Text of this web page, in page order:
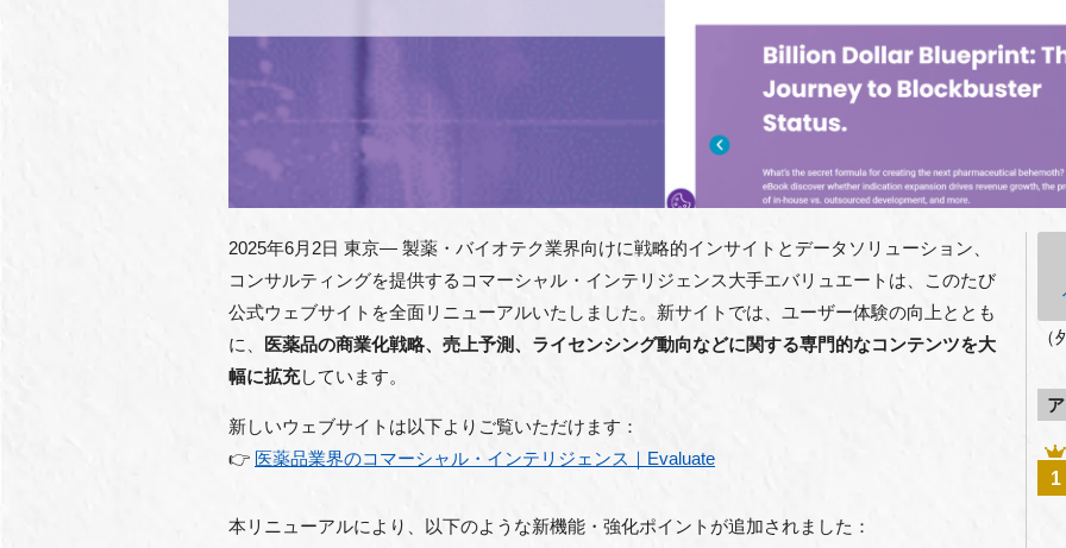
2025年6月2日 東京— 製薬・バイオテク業界向けに戦略的インサイトとデータソリューション、
コンサルティングを提供するコマーシャル・インテリジェンス大手エバリュエートは、このたび
公式ウェブサイトを全面リニューアルいたしました。新サイトでは、ユーザー体験の向上ととも
に、
医薬品の商業化戦略、売上予測、ライセンシング動向などに関する専門的なコンテンツを大
幅に拡充しています。
新しいウェブサイトは以下よりご覧いただけます：
👉 医薬品業界のコマーシャル・インテリジェンス｜Evaluate
本リニューアルにより、以下のような新機能・強化ポイントが追加されました：
1